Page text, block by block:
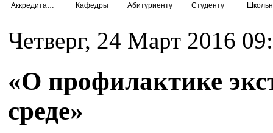
Кафедры Абитуриенту Студенту
Четверг, 24 Март 2016
«О профилактике
среде»